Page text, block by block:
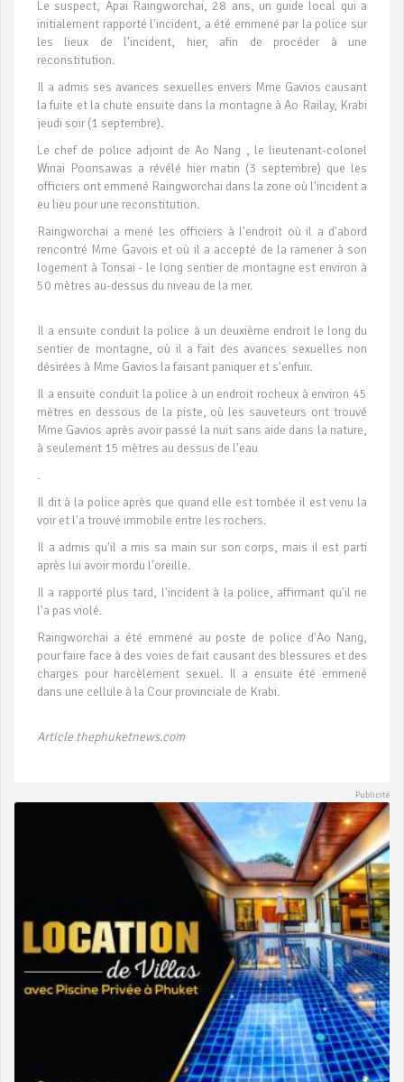
Le suspect, Apai Raingworchai, 28 ans, un guide local qui a
initialement rapporté l'incident, a été emmené par la police sur
les lieux de l'incident, hier, afin de procéder à une
reconstitution.
Il a admis ses avances sexuelles envers Mme Gavios causant
la fuite et la chute ensuite dans la montagne à Ao Railay, Krabi
jeudi soir (1 septembre).
Le chef de police adjoint de Ao Nang , le lieutenant-colonel
Winai Poonsawas a révélé hier matin (3 septembre) que les
officiers ont emmené Raingworchai dans la zone où l'incident a
eu lieu pour une reconstitution.
Raingworchai a mené les officiers à l'endroit où il a d'abord
rencontré Mme Gavois et où il a accepté de la ramener à son
logement à Tonsai - le long sentier de montagne est environ à
50 mètres au-dessus du niveau de la mer.
Il a ensuite conduit la police à un deuxième endroit le long du
sentier de montagne, où il a fait des avances sexuelles non
désirées à Mme Gavios la faisant paniquer et s'enfuir.
Il a ensuite conduit la police à un endroit rocheux à environ 45
mètres en dessous de la piste, où les sauveteurs ont trouvé
Mme Gavios après avoir passé la nuit sans aide dans la nature,
à seulement 15 mètres au dessus de l'eau
.
Il dit à la police après que quand elle est tombée il est venu la
voir et l'a trouvé immobile entre les rochers.
Il a admis qu'il a mis sa main sur son corps, mais il est parti
après lui avoir mordu l'oreille.
Il a rapporté plus tard, l'incident à la police, affirmant qu'il ne
l'a pas violé.
Raingworchai a été emmené au poste de police d'Ao Nang,
pour faire face à des voies de fait causant des blessures et des
charges pour harcèlement sexuel. Il a ensuite été emmené
dans une cellule à la Cour provinciale de Krabi.
Article thephuketnews.com